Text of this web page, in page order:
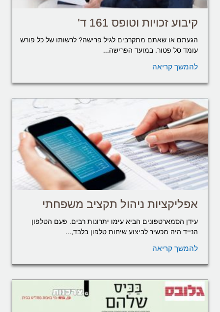
קיבוע זכויות וטופס 161 ד'
הגעתם או שאתם מתקרבים לגיל פרישה? לרשותו של כל פורש
עומד סל פטור. במועד הפרישה...
להמשך קריאה
אפליקציות ניהול תקציב משפחתי
עידן הסמארטפונים הביא עימו יתרונות רבים. פעם הטלפון
הנייד היה מכשיר לביצוע שיחות טלפון בלבד,...
להמשך קריאה